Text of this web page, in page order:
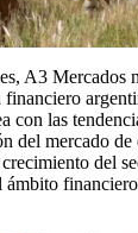
A3 Mercados
financiero
las
del mercado de
del
ámbito